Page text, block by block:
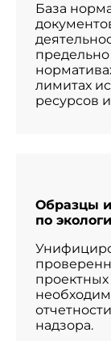
База
лимитах
ресурсов и
Образцы
по
надзора.